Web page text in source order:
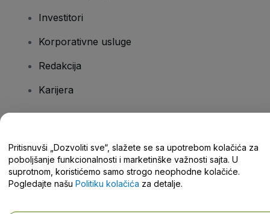
Investitori
Korporativne usluge
Redakcija
Karijera
Centar za pomoć / Kontaktirajte nas
Pritisnuvši „Dozvoliti sve“, slažete se sa upotrebom kolačića za
poboljšanje funkcionalnosti i marketinške važnosti sajta. U
suprotnom, koristićemo samo strogo neophodne kolačiće.
Pogledajte našu Politiku kolačića za detalje.